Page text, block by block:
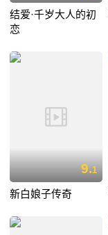
结爱·千岁大人的初
恋
9.1
新白娘子传奇